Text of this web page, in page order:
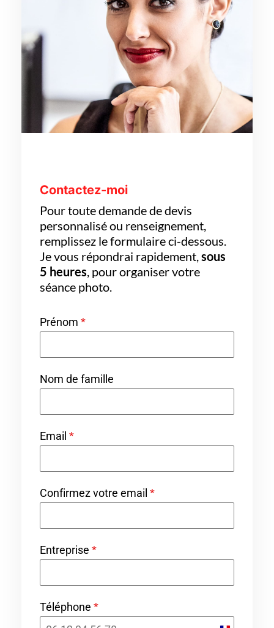
Contactez-moi
Pour toute demande de devis
personnalisé ou renseignement,
remplissez le formulaire ci-dessous.
Je vous répondrai rapidement, sous
5 heures , pour organiser votre
séance photo.
Prénom *
Nom de famille
Email *
Confirmez votre email *
Entreprise *
Téléphone *